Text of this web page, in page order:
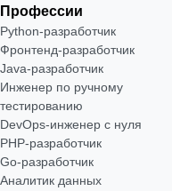
Профессии
Python-разработчик
Фронтенд-разработчик
Java-разработчик
Инженер по ручному
тестированию
DevOps-инженер с нуля
РНР-разработчик
Go-разработчик
Аналитик данных